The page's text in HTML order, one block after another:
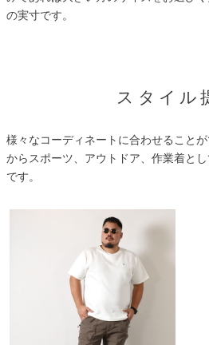
の実寸です。
スタイル
様々なコーディネートに合わせること
からスポーツ、アウトドア、作業着と
です。